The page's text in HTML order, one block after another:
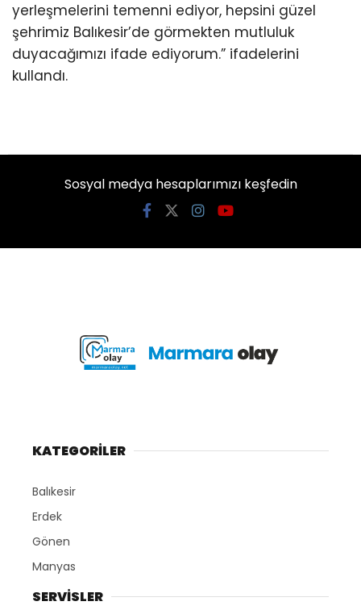
yerleşmelerini temenni ediyor, hepsini güzel
şehrimiz Balıkesir’de görmekten mutluluk
duyacağımızı ifade ediyorum.” ifadelerini
kullandı.
Sosyal medya hesaplarımızı keşfedin
KATEGORİLER
Balıkesir
Erdek
Gönen
Manyas
SERVİSLER